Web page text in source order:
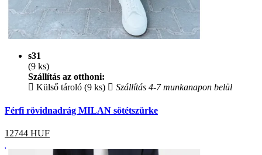
s31
(9 ks)
Szállítás az otthoni:
Külső tároló (9 ks)
Szállítás 4-7 munkanapon belül
Férfi rövidnadrág MILAN sötétszürke
12744 HUF